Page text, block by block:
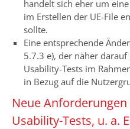
handelt sich eher um
im Erstellen der UE-File
sollte.
Eine entsprechende
5.7.3 e), der näher
Usability-Tests im
in Bezug auf die
Neue
Usability-Tests, u. a.